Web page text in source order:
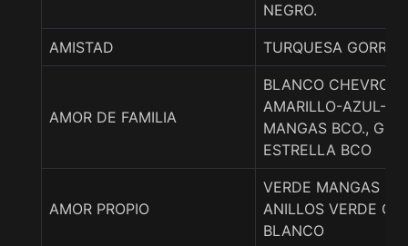
NEGRO.
AMISTAD TURQUESA GORRA
AMOR DE FAMILIA
BLANCO
AMARILLO-AZUL-
MANGAS BCO.,
ESTRELLA BCO
AMOR PROPIO
VERDE MANGAS
ANILLOS VERDE
BLANCO